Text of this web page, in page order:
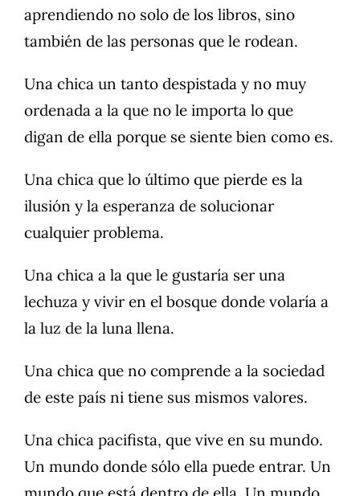
aprendiendo no solo de los libros, sino
también de las personas que le rodean.
Una chica un tanto despistada y no muy
ordenada a la que no le importa lo que
digan de ella porque se siente bien como es.
Una chica que lo último que pierde es la
ilusión y la esperanza de solucionar
cualquier problema.
Una chica a la que le gustaría ser una
lechuza y vivir en el bosque donde volaría a
la luz de la luna llena.
Una chica que no comprende a la sociedad
de este país ni tiene sus mismos valores.
Una chica pacifista, que vive en su mundo.
Un mundo donde sólo ella puede entrar. Un